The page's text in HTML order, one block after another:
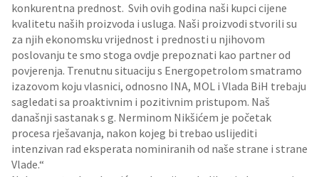
konkurentna prednost. Svih ovih godina naši kupci cijene
kvalitetu naših proizvoda i usluga. Naši proizvodi stvorili su
za njih ekonomsku vrijednost i prednosti u njihovom
poslovanju te smo stoga ovdje prepoznati kao partner od
povjerenja. Trenutnu situaciju s Energopetrolom smatramo
izazovom koju vlasnici, odnosno INA, MOL i Vlada BiH trebaju
sagledati sa proaktivnim i pozitivnim pristupom. Naš
današnji sastanak s g. Nerminom Nikšićem je početak
procesa rješavanja, nakon kojeg bi trebao uslijediti
intenzivan rad eksperata nominiranih od naše strane i strane
Vlade.“